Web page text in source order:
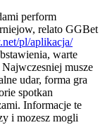
perform
relato GGBet
pl/aplikacja/
warte
musze
udar, forma gra
spotkan
Informacje te
i mozesz mogli